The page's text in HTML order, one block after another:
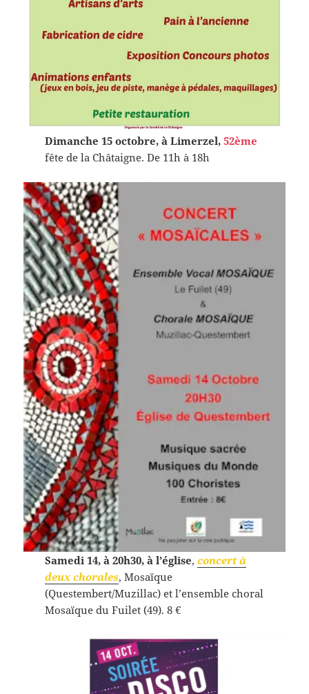
Dimanche 15 octobre, à Limerzel, 52ème
fête de la Châtaigne. De 11h à 18h
Samedi 14, à 20h30, à l’église, concert à
deux chorales, Mosaïque
(Questembert/Muzillac) et l’ensemble choral
Mosaïque du Fuilet (49). 8 €